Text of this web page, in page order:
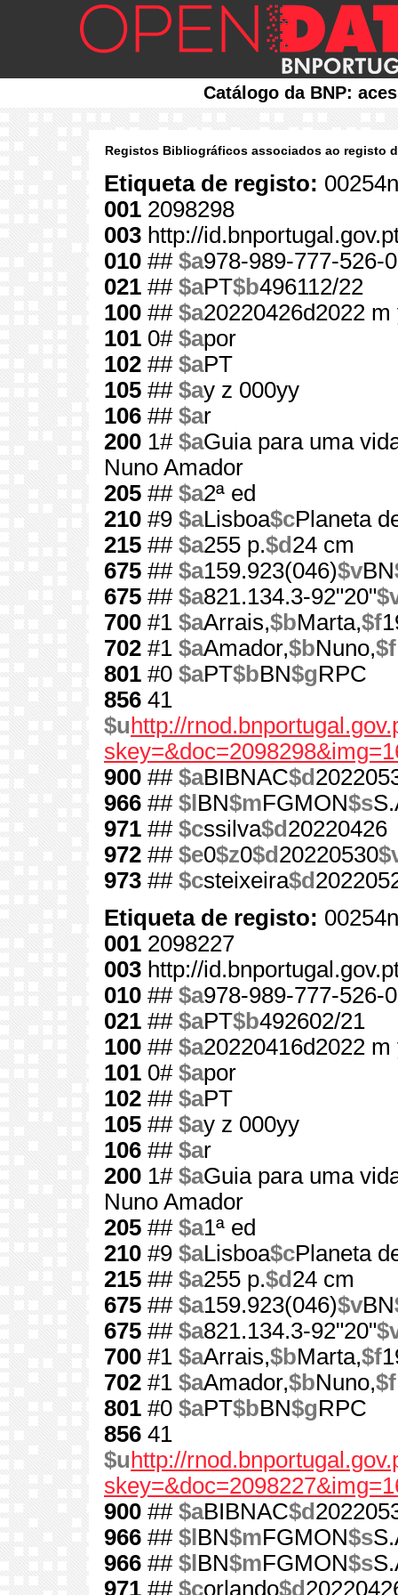
Catálogo da BNP:
Registos Bibliográficos associados ao registo
Etiqueta de registo:
001 2098298
003 http://
010 ## $a978-989-777-526-0
021 ## $aPT$b496112/22
100 ## $a20220426d2022
101 0# $apor
102 ## $aPT
105 ## $ay z 000yy
106 ## $ar
200 1# $aGuia para uma
Nuno Amador
205 ## $a2ª ed
210 #9 $aLisboa$cPlaneta
215 ## $a255 p.$d 24 cm
675 ## $a159.923(046)$vBN
675 ## $a821.134.3-92"20"
700 #1 $aArrais,$bMarta,$f
702 #1 $aAmador,$bNuno,$f
801 #0 $aPT$bBN$gRPC
856 41
$u http://
900 ## $aBIBNAC$d
966 ## $l BN$mFGMON$s
971 ## $cssilva$d 20220426
972 ## $e0$z0$d 20220530
973 ## $csteixeira$d
Etiqueta de registo:
001 2098227
003 http://
010 ## $a978-989-777-526-0
021 ## $aPT$b492602/21
100 ## $a20220416d2022
101 0# $apor
102 ## $aPT
105 ## $ay z 000yy
106 ## $ar
200 1# $aGuia para uma
Nuno Amador
205 ## $a1ª ed
210 #9 $aLisboa$cPlaneta
215 ## $a255 p.$d 24 cm
675 ## $a159.923(046)$vBN
675 ## $a821.134.3-92"20"
700 #1 $aArrais,$bMarta,$f
702 #1 $aAmador,$bNuno,$f
801 #0 $aPT$bBN$gRPC
856 41
$u http://
900 ## $aBIBNAC$d
966 ## $l BN$mFGMON$s
966 ## $l BN$mFGMON$s
971 ## $corlando$d